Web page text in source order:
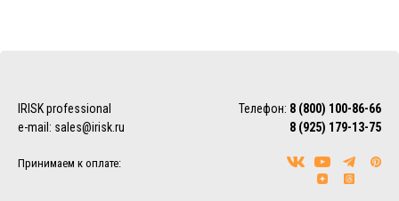
Доставка осуществляется по всему миру с помощью
службы EMS или Почты России.
Также можно воспользоваться услугами наиболее удобной
линии, Байкал-Сервис, DPD, ЖелДорЭкспедиция)
IRISK professional Телефон: 8 (800) 100-86-66
8 (925) 179-13-75
e-mail: sales@irisk.ru
Принимаем к оплате: